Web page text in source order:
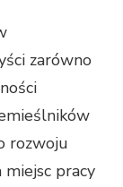
zarówno
rozwoju
pracy